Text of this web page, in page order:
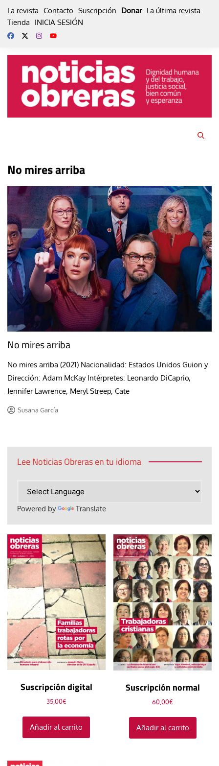
La revista Contacto Suscripción Donar La última revista
Tienda
INICIA SESIÓN
No mires arriba
No mires arriba
No mires arriba (2021) Nacionalidad: Estados Unidos Guion y
Dirección: Adam McKay Intérpretes: Leonardo DiCaprio,
Jennifer Lawrence, Meryl Streep, Cate
Susana García
Lee Noticias Obreras en tu idioma
Powered by Translate
Suscripción digital
35,00€
Añadir al carrito
Suscripción normal
60,00€
Añadir al carrito